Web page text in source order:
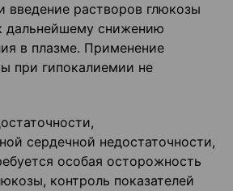
введение растворов глюкозы
дальнейшему снижению
в плазме. Применение
при гипокалиемии не
сердечной недостаточности,
особая осторожность
контроль показателей